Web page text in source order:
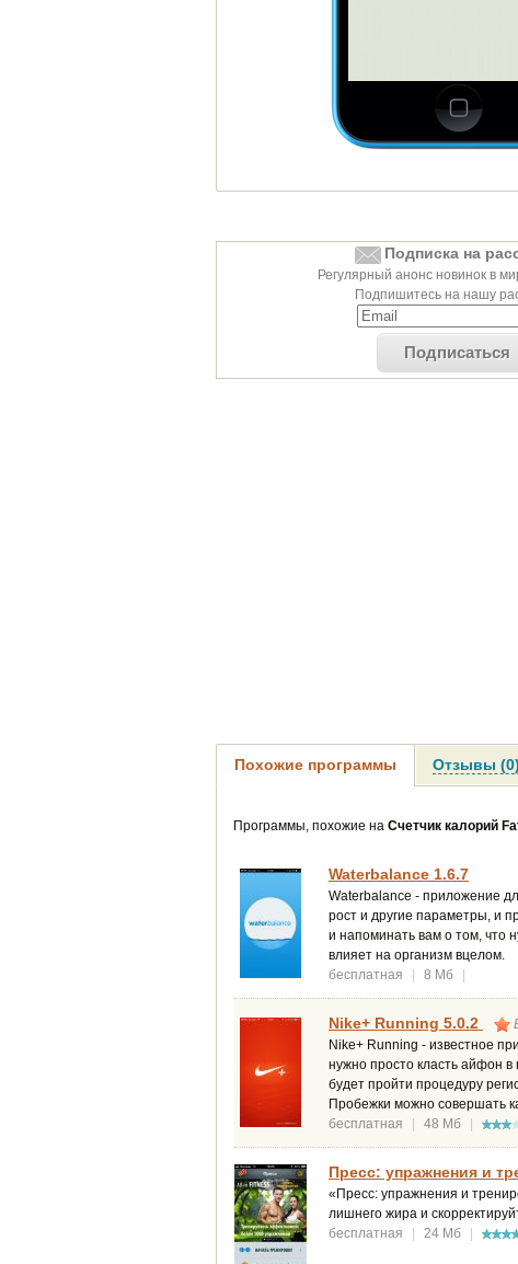
Подписка на
Регулярный анонс новинок в
Подпишитесь на нашу
Подписаться
Похожие программы Отзывы (0)
Программы, похожие на Счетчик калорий
Waterbalance 1.6.7
Waterbalance - приложение
рост и другие параметры, и
и напоминать вам о том, что
влияет на организм вцелом.
бесплатная
| 8 Мб |
Nike+ Running 5.0.2
Nike+ Running - известное
нужно просто класть айфон
будет пройти процедуру
Пробежки можно совершать
бесплатная
| 48 Мб |
Пресс: упражнения и
«Пресс: упражнения и
лишнего жира и
бесплатная
| 24 Мб |